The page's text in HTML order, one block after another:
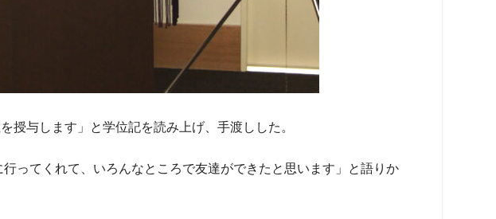
与します」と学位記を読み上げ、手渡しした。
ってくれて、いろんなところで友達ができたと思います」と語りか